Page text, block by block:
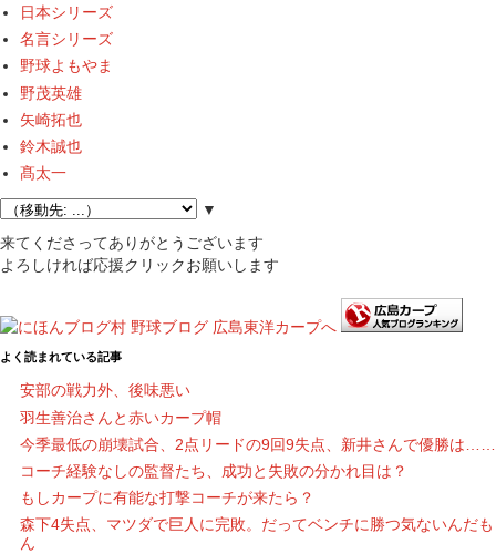
日本シリーズ
名言シリーズ
野球よもやま
野茂英雄
矢崎拓也
鈴木誠也
髙太一
▼
来てくださってありがとうございます
よろしければ応援クリックお願いします
よく読まれている記事
安部の戦力外、後味悪い
羽生善治さんと赤いカープ帽
今季最低の崩壊試合、2点リードの9回9失点、新井さんで優勝は……
コーチ経験なしの監督たち、成功と失敗の分かれ目は？
もしカープに有能な打撃コーチが来たら？
森下4失点、マツダで巨人に完敗。だってベンチに勝つ気ないんだも
ん